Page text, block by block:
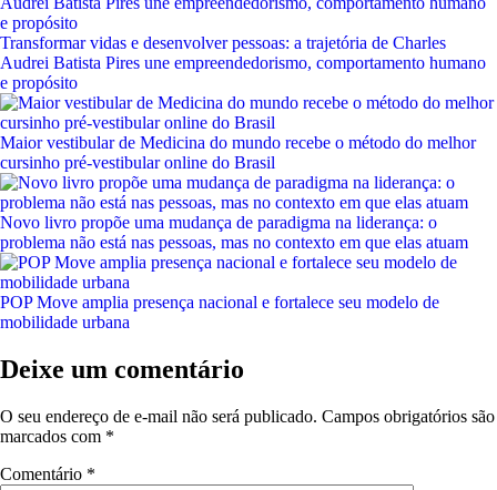
Transformar vidas e desenvolver pessoas: a trajetória de Charles
Audrei Batista Pires une empreendedorismo, comportamento humano
e propósito
Maior vestibular de Medicina do mundo recebe o método do melhor
cursinho pré-vestibular online do Brasil
Novo livro propõe uma mudança de paradigma na liderança: o
problema não está nas pessoas, mas no contexto em que elas atuam
POP Move amplia presença nacional e fortalece seu modelo de
mobilidade urbana
Deixe um comentário
O seu endereço de e-mail não será publicado. Campos obrigatórios são
marcados com *
Comentário *